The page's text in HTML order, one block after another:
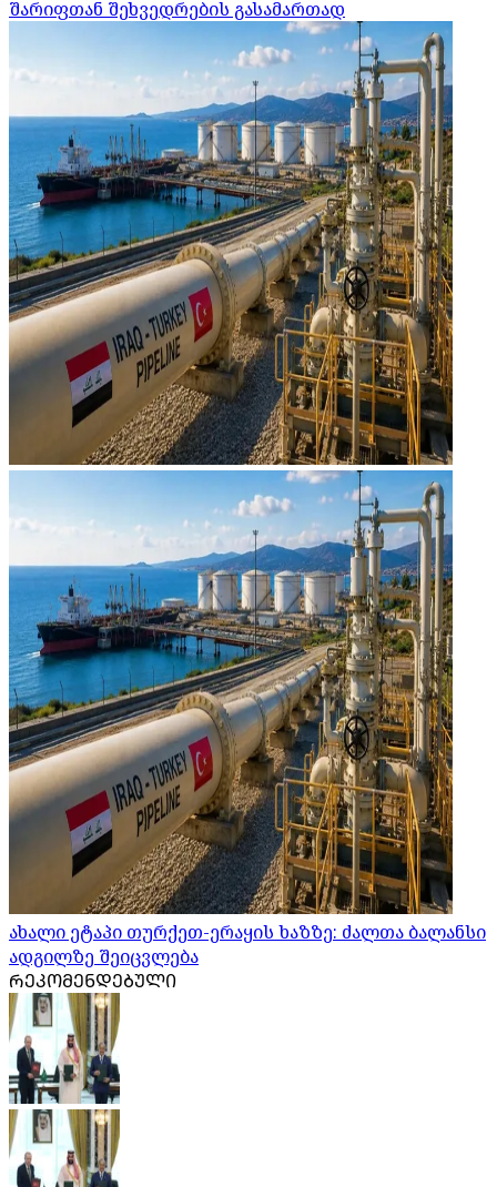
შარიფთან შეხვედრების გასამართად
ახალი ეტაპი თურქეთ-ერაყის ხაზზე: ძალთა ბალანსი
ადგილზე შეიცვლება
ᲠᲔᲙᲝᲛᲔᲜᲓᲔᲑᲣᲚᲘ